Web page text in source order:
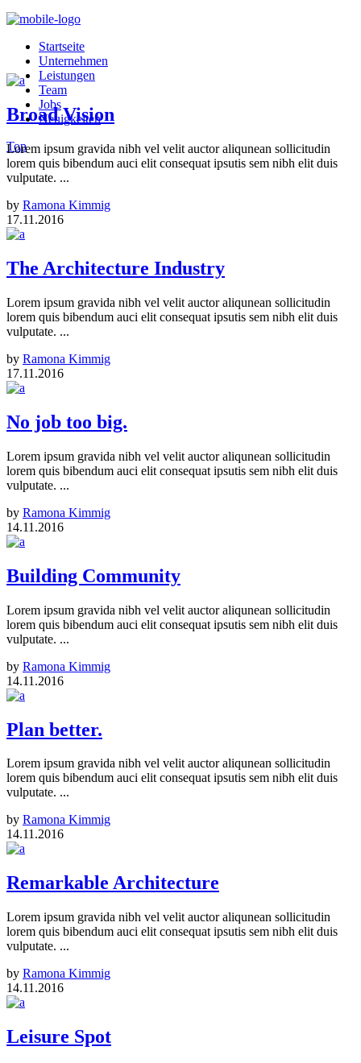
Startseite
Unternehmen
Leistungen
Team
Jobs
Neuigkeiten
Top
Broad Vision
Lorem ipsum gravida nibh vel velit auctor aliqunean sollicitudin
lorem quis bibendum auci elit consequat ipsutis sem nibh elit duis
vulputate. ...
by Ramona Kimmig
17.11.2016
The Architecture Industry
Lorem ipsum gravida nibh vel velit auctor aliqunean sollicitudin
lorem quis bibendum auci elit consequat ipsutis sem nibh elit duis
vulputate. ...
by Ramona Kimmig
17.11.2016
No job too big.
Lorem ipsum gravida nibh vel velit auctor aliqunean sollicitudin
lorem quis bibendum auci elit consequat ipsutis sem nibh elit duis
vulputate. ...
by Ramona Kimmig
14.11.2016
Building Community
Lorem ipsum gravida nibh vel velit auctor aliqunean sollicitudin
lorem quis bibendum auci elit consequat ipsutis sem nibh elit duis
vulputate. ...
by Ramona Kimmig
14.11.2016
Plan better.
Lorem ipsum gravida nibh vel velit auctor aliqunean sollicitudin
lorem quis bibendum auci elit consequat ipsutis sem nibh elit duis
vulputate. ...
by Ramona Kimmig
14.11.2016
Remarkable Architecture
Lorem ipsum gravida nibh vel velit auctor aliqunean sollicitudin
lorem quis bibendum auci elit consequat ipsutis sem nibh elit duis
vulputate. ...
by Ramona Kimmig
14.11.2016
Leisure Spot